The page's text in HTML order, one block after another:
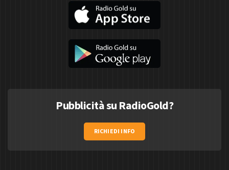
Pubblicità su RadioGold?
RICHIEDI INFO